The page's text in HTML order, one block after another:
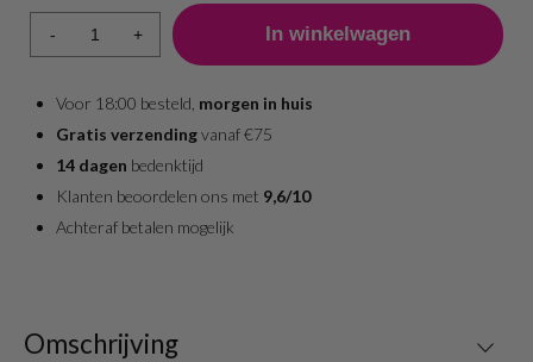
1 - 5
6 +
23,99
- +
Voor 18:00 besteld, morgen in huis
Gratis verzendingvanaf €75
14 dagen bedenktijd
Klanten beoordelen ons met 9,6/10
Achteraf betalen mogelijk
Omschrijving